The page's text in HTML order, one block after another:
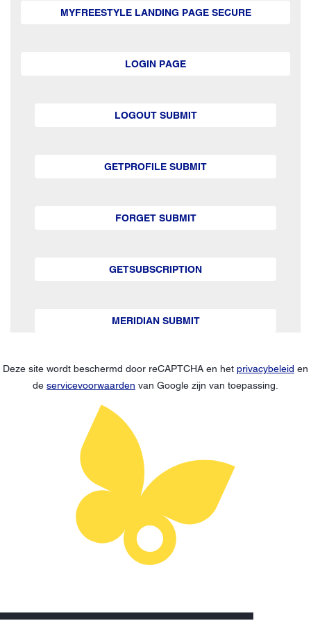
MYFREESTYLE LANDING PAGE SECURE
LOGIN PAGE
LOGOUT SUBMIT
GETPROFILE SUBMIT
FORGET SUBMIT
GETSUBSCRIPTION
MERIDIAN SUBMIT
Deze site wordt beschermd door reCAPTCHA en het privacybeleid en
de servicevoorwaarden van Google zijn van toepassing.